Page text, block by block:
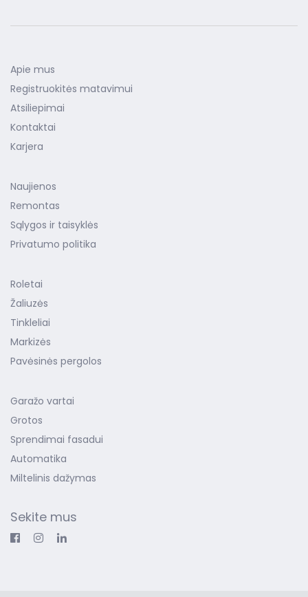
Apie mus
Registruokitės matavimui
Atsiliepimai
Kontaktai
Karjera
Naujienos
Remontas
Sąlygos ir taisyklės
Privatumo politika
Roletai
Žaliuzės
Tinkleliai
Markizės
Pavėsinės pergolos
Garažo vartai
Grotos
Sprendimai fasadui
Automatika
Miltelinis dažymas
Sekite mus